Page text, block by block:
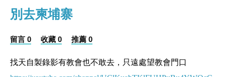
別去柬埔寨
留言 0 收藏 0 推薦 0
找天自製錄影有教會也不敢去，只遠處望教會門口